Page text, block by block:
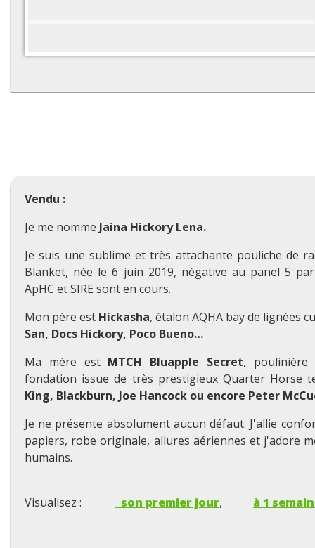
Vendu :
Je me nomme Jaina Hickory Lena.
Je suis une sublime et très attachante pouliche de
Blanket, née le 6 juin 2019, négative au panel 5
ApHC et SIRE sont en cours.
Mon père est Hickasha, étalon AQHA bay de lignées
San, Docs Hickory, Poco Bueno…
Ma mère est MTCH Bluapple Secret, poulinière
fondation issue de très prestigieux Quarter Horse
King, Blackburn, Joe Hancock ou encore Peter
Je ne présente absolument aucun défaut. J'allie
papiers, robe originale, allures aériennes et j'adore
humains.
Visualisez : son premier jour, à 1